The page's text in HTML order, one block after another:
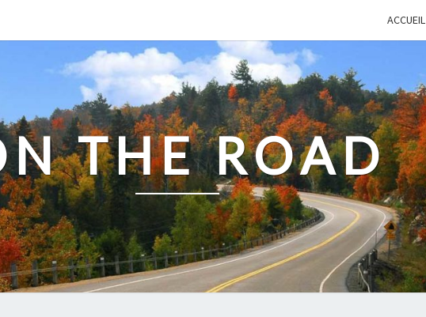
ACCUEIL
THE ROAD